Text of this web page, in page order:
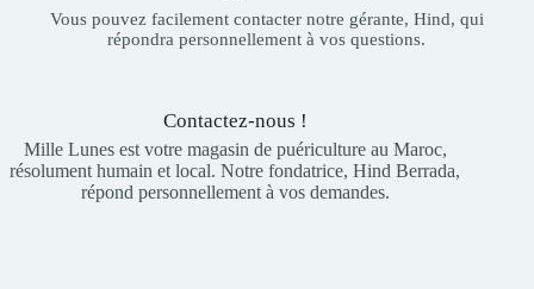
Vous pouvez facilement contacter notre gérante, Hind, qui
répondra personnellement à vos questions.
Contactez-nous !
Mille Lunes est votre magasin de puériculture au Maroc,
résolument humain et local. Notre fondatrice, Hind Berrada,
répond personnellement à vos demandes.